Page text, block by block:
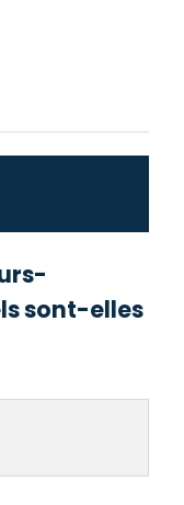
sont-elles